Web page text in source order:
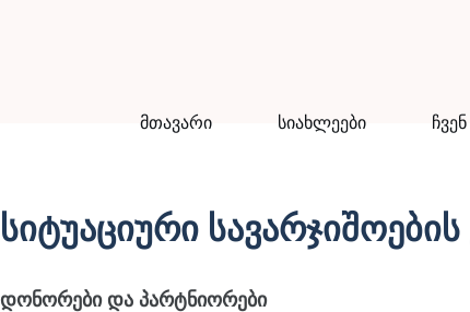
მთავარი სიახლეები
სიტუაციური
დონორები და პარტნიორები